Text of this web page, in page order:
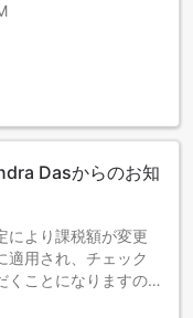
Dasからのお知
により課税額が変更
適用され、チェック
くことになりますの